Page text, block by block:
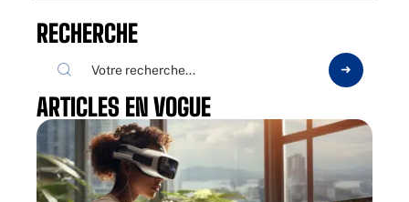
RECHERCHE
ARTICLES EN VOGUE